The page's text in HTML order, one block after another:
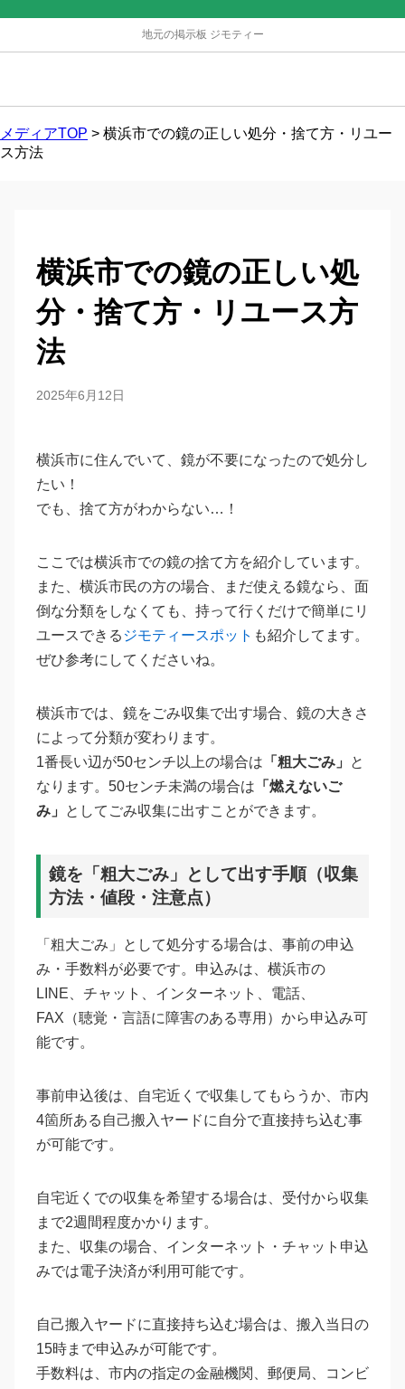
地元の掲示板 ジモティー
メディアTOP > 横浜市での鏡の正しい処分・捨て方・リユー
ス方法
横浜市での鏡の正しい処
分・捨て方・リユース方
法
2025年6月12日
横浜市に住んでいて、鏡が不要になったので処分し
たい！
でも、捨て方がわからない…！
ここでは横浜市での鏡の捨て方を紹介しています。
また、横浜市民の方の場合、まだ使える鏡なら、面
倒な分類をしなくても、持って行くだけで簡単にリ
ユースできる ジモティースポット も紹介してます。
ぜひ参考にしてくださいね。
横浜市では、鏡をごみ収集で出す場合、鏡の大きさ
によって分類が変わります。
1番長い辺が50センチ以上の場合は 「粗大ごみ」
と
なります。50センチ未満の場合は 「燃えないご
み」
としてごみ収集に出すことができます。
鏡を「粗大ごみ」として出す手順（収集
方法・値段・注意点）
「粗大ごみ」として処分する場合は、事前の申込
み・手数料が必要です。申込みは、横浜市の
LINE、チャット、インターネット、電話、
FAX（聴覚・言語に障害のある専用）から申込み可
能です。
事前申込後は、自宅近くで収集してもらうか、市内
4箇所ある自己搬入ヤードに自分で直接持ち込む事
が可能です。
自宅近くでの収集を希望する場合は、受付から収集
まで2週間程度かかります。
また、収集の場合、インターネット・チャット申込
みでは電子決済が利用可能です。
自己搬入ヤードに直接持ち込む場合は、搬入当日の
15時まで申込みが可能です。
手数料は、市内の指定の金融機関、郵便局、コンビ